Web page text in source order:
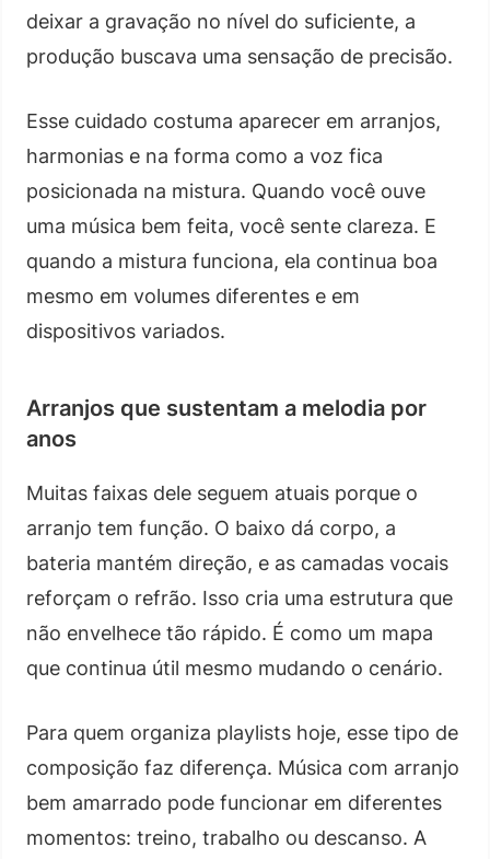
deixar a gravação no nível do suficiente, a
produção buscava uma sensação de precisão.
Esse cuidado costuma aparecer em arranjos,
harmonias e na forma como a voz fica
posicionada na mistura. Quando você ouve
uma música bem feita, você sente clareza. E
quando a mistura funciona, ela continua boa
mesmo em volumes diferentes e em
dispositivos variados.
Arranjos que sustentam a melodia por
anos
Muitas faixas dele seguem atuais porque o
arranjo tem função. O baixo dá corpo, a
bateria mantém direção, e as camadas vocais
reforçam o refrão. Isso cria uma estrutura que
não envelhece tão rápido. É como um mapa
que continua útil mesmo mudando o cenário.
Para quem organiza playlists hoje, esse tipo de
composição faz diferença. Música com arranjo
bem amarrado pode funcionar em diferentes
momentos: treino, trabalho ou descanso. A